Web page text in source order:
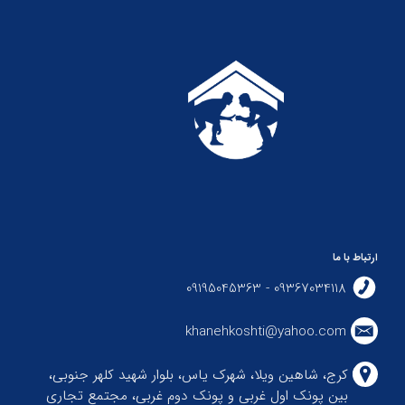
ارتباط با ما
09367034118 - 09195045363
khanehkoshti@yahoo.com
کرج، شاهین ویلا، شهرک یاس، بلوار شهید کلهر جنوبی،
بین پونک اول غربی و پونک دوم غربی، مجتمع تجاری